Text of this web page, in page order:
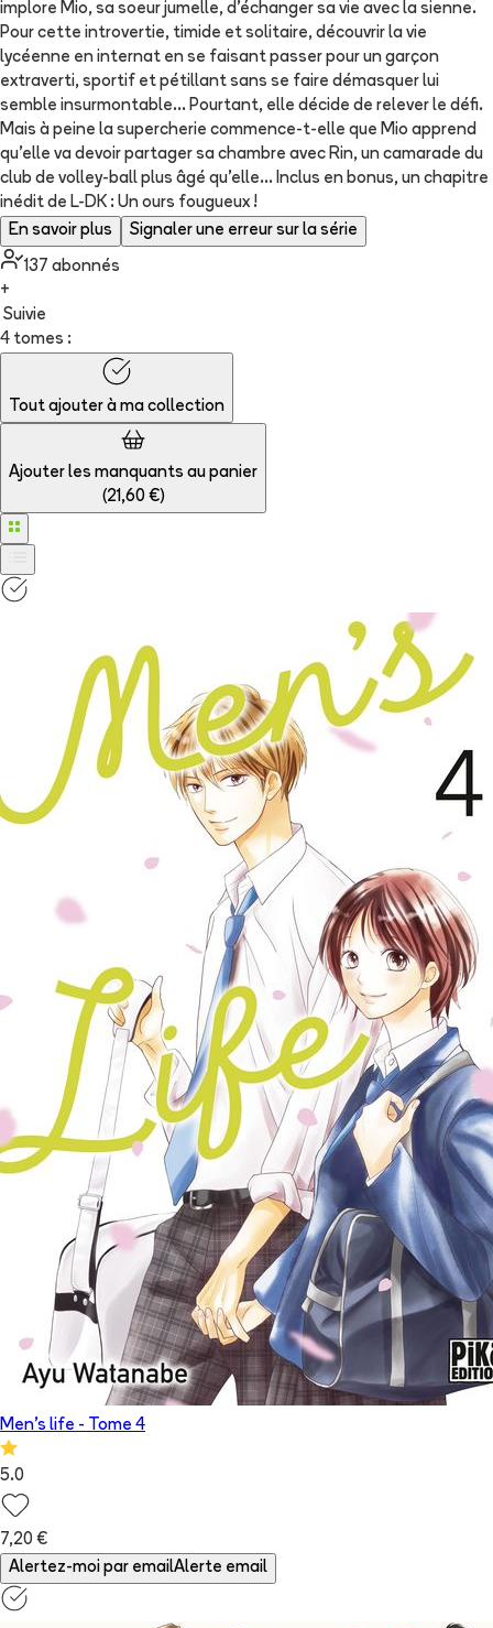
implore Mio, sa soeur jumelle, d'échanger sa vie avec la sienne.
Pour cette introvertie, timide et solitaire, découvrir la vie
lycéenne en internat en se faisant passer pour un garçon
extraverti, sportif et pétillant sans se faire démasquer lui
semble insurmontable... Pourtant, elle décide de relever le défi.
Mais à peine la supercherie commence-t-elle que Mio apprend
qu'elle va devoir partager sa chambre avec Rin, un camarade du
club de volley-ball plus âgé qu'elle... Inclus en bonus, un chapitre
inédit de L-DK : Un ours fougueux !
En savoir plus
Signaler une erreur sur la série
137 abonnés
+
Suivie
4 tomes :
Tout ajouter à ma collection
Ajouter les manquants au panier
(21,60 €)
Men's life - Tome 4
5.0
7,20 €
Alertez-moi par emailAlerte email